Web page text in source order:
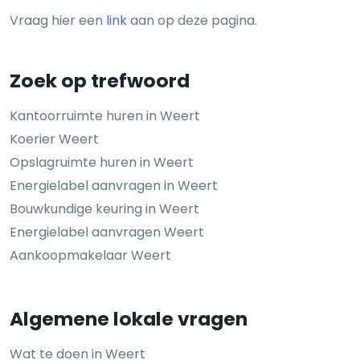
Vraag hier een linkaan op deze pagina.
Zoek op trefwoord
Kantoorruimte huren in Weert
Koerier Weert
Opslagruimte huren in Weert
Energielabel aanvragen in Weert
Bouwkundige keuring in Weert
Energielabel aanvragen Weert
Aankoopmakelaar Weert
Algemene lokale vragen
Wat te doen in Weert